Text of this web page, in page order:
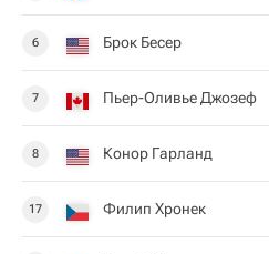
6 Брок Бесер
7 Пьер-Оливье Джозеф
8 Конор Гарланд
17 Филип Хронек